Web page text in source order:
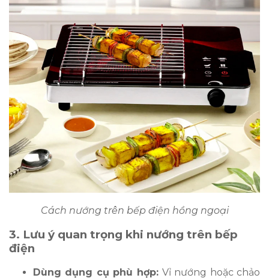
Cách nướng trên bếp điện hồng ngoại
3. Lưu ý quan trọng khi nướng trên bếp
điện
Dùng dụng cụ phù hợp: Vỉ nướng hoặc chảo